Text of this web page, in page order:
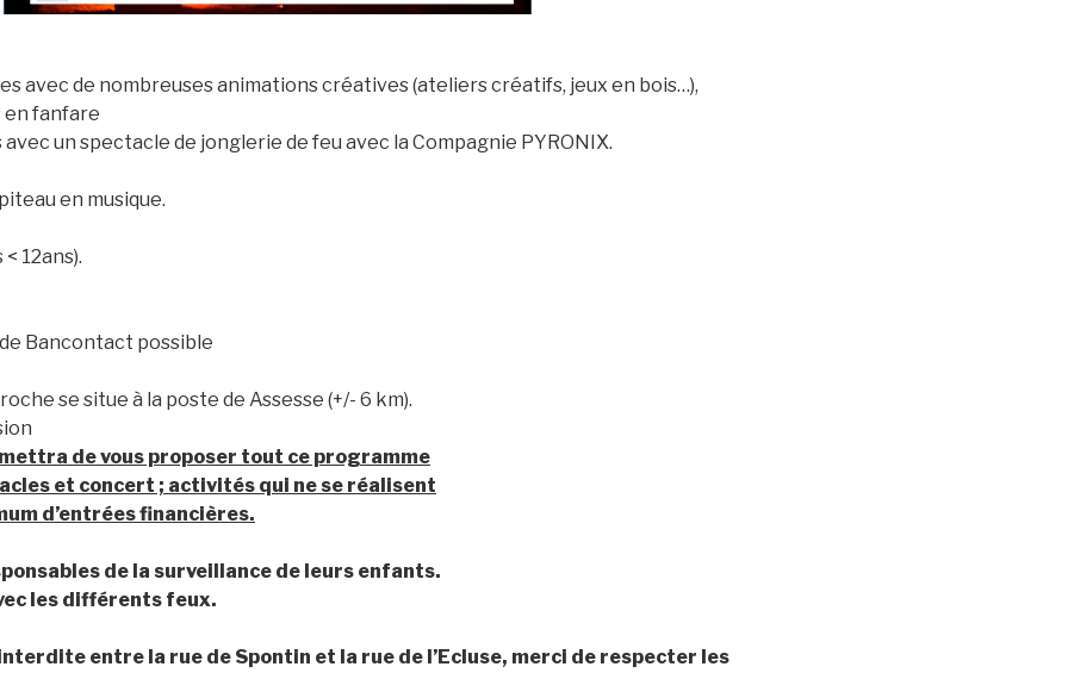
avec de nombreuses animations créatives (ateliers créatifs, jeux en bois…),
en fanfare
un spectacle de jonglerie de feu avec la Compagnie PYRONIX.
en musique.
12ans).
Bancontact possible
se situe à la poste de Assesse (+/- 6 km).
de vous proposer tout ce programme
et concert ; activités qui ne se réalisent
d’entrées financières.
de la surveillance de leurs enfants.
les différents feux.
entre la rue de Spontin et la rue de l’Ecluse, merci de respecter les